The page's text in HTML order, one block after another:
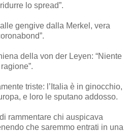
lo spread”.
gengive dalla Merkel, vera
della von der Leyen: “Niente
triste: l’Italia è in ginocchio,
e loro le sputano addosso.
rammentare chi auspicava
che saremmo entrati in una